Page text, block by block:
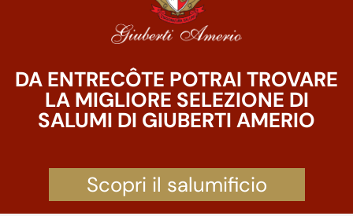
DA ENTRECÔTE POTRAI TROVARE
LA MIGLIORE SELEZIONE DI
SALUMI DI GIUBERTI AMERIO
Scopri il salumificio